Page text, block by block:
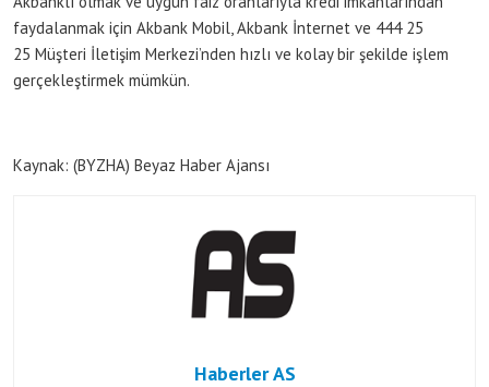
faydalanmak için Akbank Mobil, Akbank İnternet ve 444 25
25 Müşteri İletişim Merkezi’nden hızlı ve kolay bir şekilde işlem
gerçekleştirmek mümkün.
Kaynak: (BYZHA) Beyaz Haber Ajansı
Haberler AS